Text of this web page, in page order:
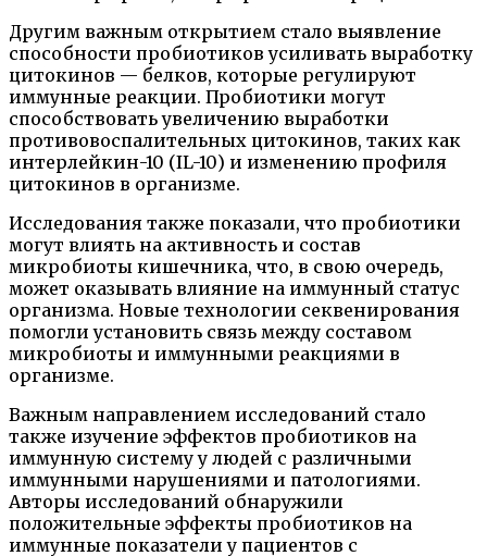
Другим важным открытием стало выявление
способности пробиотиков усиливать выработку
цитокинов — белков, которые регулируют
иммунные реакции. Пробиотики могут
способствовать увеличению выработки
противовоспалительных цитокинов, таких как
интерлейкин-10 (IL-10) и изменению профиля
цитокинов в организме.
Исследования также показали, что пробиотики
могут влиять на активность и состав
микробиоты кишечника, что, в свою очередь,
может оказывать влияние на иммунный статус
организма. Новые технологии секвенирования
помогли установить связь между составом
микробиоты и иммунными реакциями в
организме.
Важным направлением исследований стало
также изучение эффектов пробиотиков на
иммунную систему у людей с различными
иммунными нарушениями и патологиями.
Авторы исследований обнаружили
положительные эффекты пробиотиков на
иммунные показатели у пациентов с